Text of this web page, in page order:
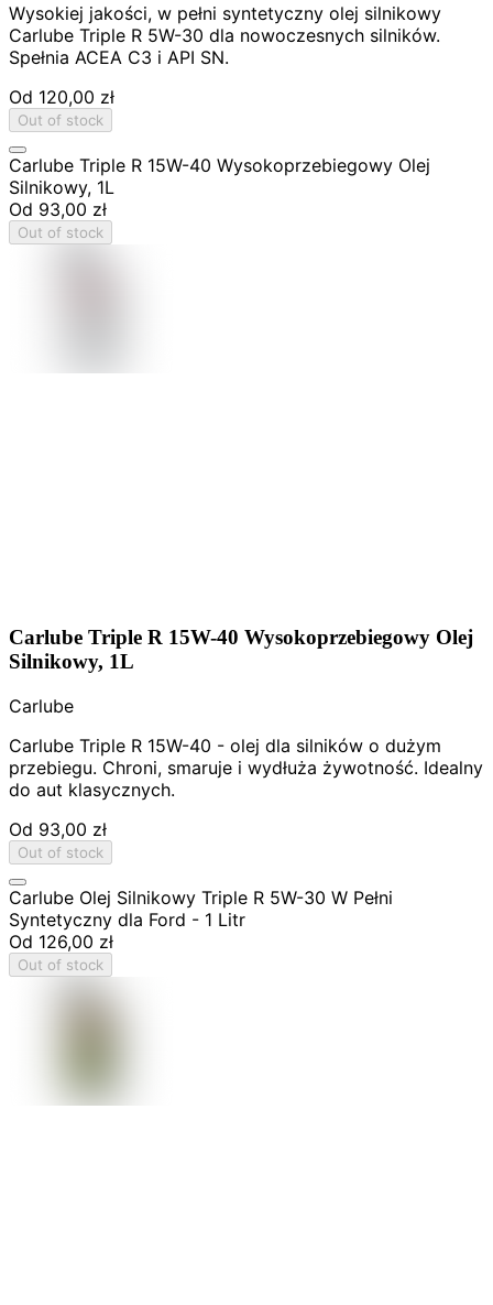
Wysokiej jakości, w pełni syntetyczny olej silnikowy
Carlube Triple R 5W-30 dla nowoczesnych silników.
Spełnia ACEA C3 i API SN.
Od 120,00 zł
Out of stock
Carlube Triple R 15W-40 Wysokoprzebiegowy Olej
Silnikowy, 1L
Od 93,00 zł
Out of stock
Carlube Triple R 15W-40 Wysokoprzebiegowy Olej
Silnikowy, 1L
Carlube
Carlube Triple R 15W-40 - olej dla silników o dużym
przebiegu. Chroni, smaruje i wydłuża żywotność. Idealny
do aut klasycznych.
Od 93,00 zł
Out of stock
Carlube Olej Silnikowy Triple R 5W-30 W Pełni
Syntetyczny dla Ford - 1 Litr
Od 126,00 zł
Out of stock